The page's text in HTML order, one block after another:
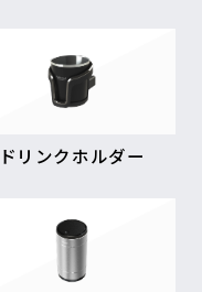
ドリンクホルダー